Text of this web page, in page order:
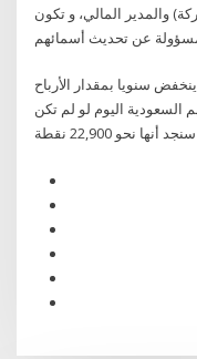
والمدير المالي، و تكون
عن تحديث أسمائهم
سنويا بمقدار الأرباح
السعودية اليوم لو لم تكن